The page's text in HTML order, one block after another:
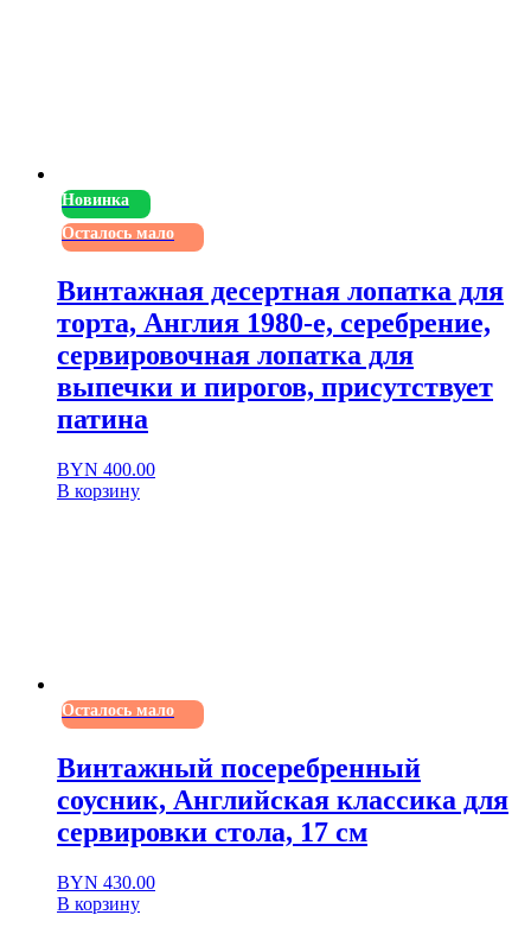
Новинка
Осталось мало
Винтажная десертная лопатка для
торта, Англия 1980-е, серебрение,
сервировочная лопатка для
выпечки и пирогов, присутствует
патина
BYN 400.00
В корзину
Осталось мало
Винтажный посеребренный
соусник, Английская классика для
сервировки стола, 17 см
BYN 430.00
В корзину